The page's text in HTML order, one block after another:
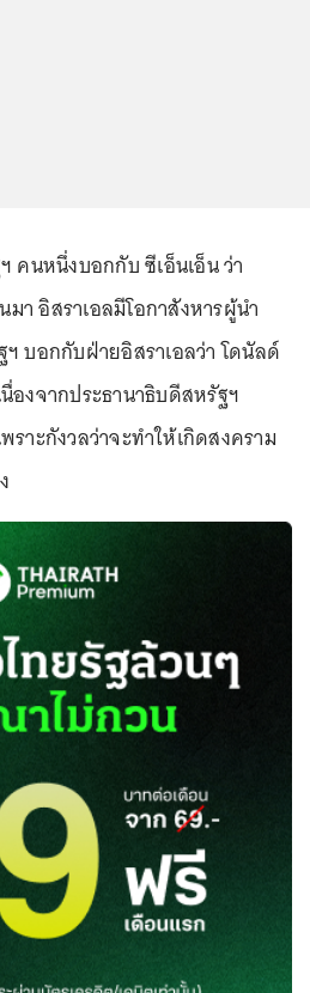
คนหนึ่งบอกกับ ซีเอ็นเอ็น ว่า
อิสราเอลมีโอกาสังหารผู้นำ
บอกกับฝ่ายอิสราเอลว่า โดนัลด์
งจากประธานาธิบดีสหรัฐฯ
าะกังวลว่าจะทำให้เกิดสงคราม